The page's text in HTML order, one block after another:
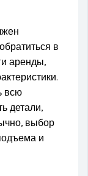
в
аренды,
всю
детали,
выбор
и